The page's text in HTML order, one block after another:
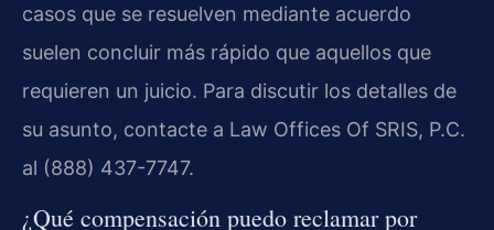
casos que se resuelven mediante acuerdo
suelen concluir más rápido que aquellos que
requieren un juicio. Para discutir los detalles de
su asunto, contacte a Law Offices Of SRIS, P.C.
al (888) 437-7747.
¿Qué compensación puedo reclamar por